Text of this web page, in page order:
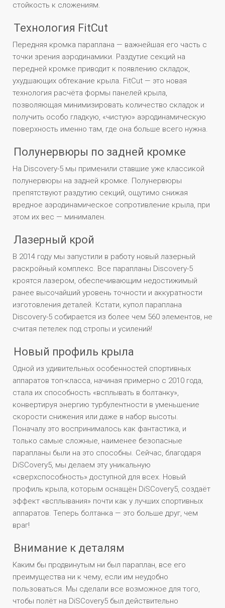
стойкость к сложениям.
Технология FitCut
Передняя кромка параплана — важнейшая его часть с
точки зрения аэродинамики. Раздутие секций на
передней кромке приводит к появлению складок,
ухудшающих обтекание крыла. FitCut — это новая
технология расчёта формы панелей крыла,
позволяющая минимизировать количество складок и
получить особо гладкую, «чистую» аэродинамическую
поверхность именно там, где она больше всего нужна.
Полунервюры по задней кромке
На Discovery-5 мы применили ставшие уже классикой
полунервюры на задней кромке. Полунервюры
препятствуют раздутию секций, ощутимо снижая
вредное аэродинамическое сопротивление крыла, при
этом их вес — минимален.
Лазерный крой
В 2014 году мы запустили в работу новый лазерный
раскройный комплекс. Все парапланы Discovery-5
кроятся лазером, обеспечивающим недостижимый
ранее высочайший уровень точности и аккуратности
изготовления деталей. Кстати, купол параплана
Discovery-5 собирается из более чем 560 элементов, не
считая петелек под стропы и усилений!
Новый профиль крыла
Одной из удивительных особенностей спортивных
аппаратов топ-класса, начиная примерно с 2010 года,
стала их способность «всплывать в болтанку»,
конвертируя энергию турбулентности в уменьшение
скорости снижения или даже в набор высоты.
Поначалу это воспринималось как фантастика, и
только самые сложные, наименее безопасные
парапланы были на это способны. Сейчас, благодаря
DiSCovery5, мы делаем эту уникальную
«сверхспособность» доступной для всех. Новый
профиль крыла, которым оснащён DiSCovery5, создаёт
эффект «всплывания» почти как у лучших спортивных
аппаратов. Теперь болтанка — это больше друг, чем
враг!
Внимание к деталям
Каким бы продвинутым ни был параплан, все его
преимущества ни к чему, если им неудобно
пользоваться. Мы сделали все возможное для того,
чтобы полёт на DiSCovery5 был действительно